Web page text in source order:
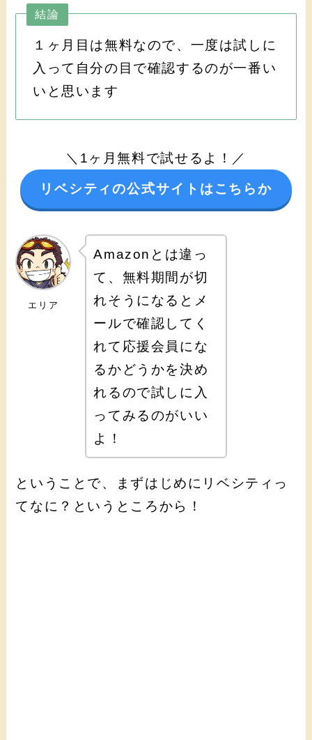
結論
１ヶ月目は無料なので、一度は試しに
入って自分の目で確認するのが一番い
いと思います
＼1ヶ月無料で試せるよ！／
リベシティの公式サイトはこちらか
エリア
Amazonとは違っ
て、無料期間が切
れそうになるとメ
ールで確認してく
れて応援会員にな
るかどうかを決め
れるので試しに入
ってみるのがいい
よ！
ということで、まずはじめにリベシティっ
てなに？というところから！